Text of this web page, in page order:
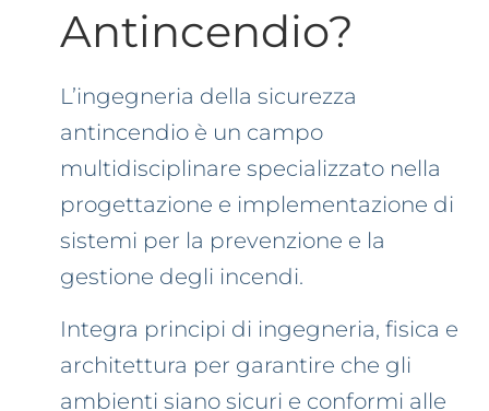
Antincendio?
L’ingegneria della sicurezza
antincendio è un campo
multidisciplinare specializzato nella
progettazione e implementazione di
sistemi per la prevenzione e la
gestione degli incendi.
Integra principi di ingegneria, fisica e
architettura per garantire che gli
ambienti siano sicuri e conformi alle